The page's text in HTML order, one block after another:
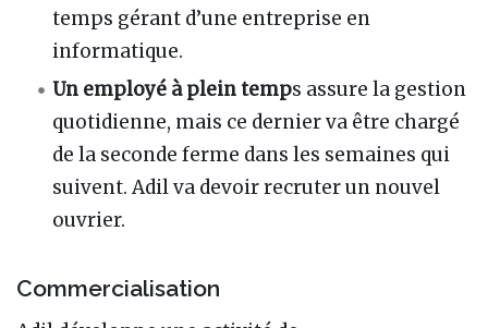
temps gérant d’une entreprise en
informatique.
Un employé à plein temps assure la gestion
quotidienne, mais ce dernier va être chargé
de la seconde ferme dans les semaines qui
suivent. Adil va devoir recruter un nouvel
ouvrier.
Commercialisation